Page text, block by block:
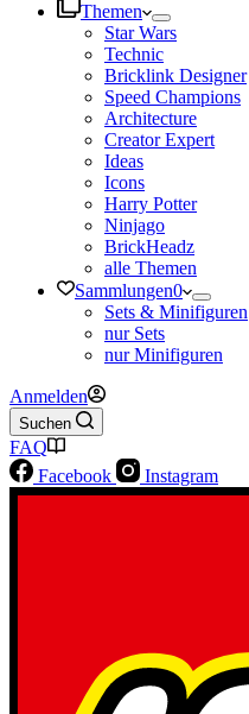
Themen
Star Wars
Technic
Bricklink Designer
Speed Champions
Architecture
Creator Expert
Ideas
Icons
Harry Potter
Ninjago
BrickHeadz
alle Themen
Sammlungen0
Sets & Minifiguren
nur Sets
nur Minifiguren
Anmelden
Suchen
FAQ
Facebook
Instagram